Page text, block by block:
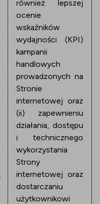
również lepszej
ocenie
wskaźników
wydajności (KPI)
kampanii
handlowych
prowadzonych na
Stronie
internetowej oraz
(ii) zapewnieniu
działania, dostępu
i technicznego
wykorzystania
Strony
internetowej oraz
dostarczaniu
użytkownikowi